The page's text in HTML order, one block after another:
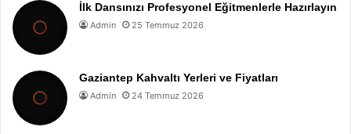
İlk Dansınızı Profesyonel Eğitmenlerle Hazırlayın
Admin 25 Temmuz 2026
Gaziantep Kahvaltı Yerleri ve Fiyatları
Admin 24 Temmuz 2026